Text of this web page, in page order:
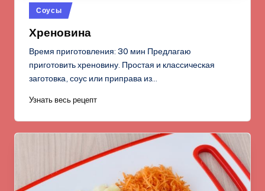
Опубликовано
в
Соусы
Хреновина
Время приготовления: 30 мин Предлагаю
приготовить хреновину. Простая и классическая
заготовка, соус или приправа из…
Узнать весь рецепт